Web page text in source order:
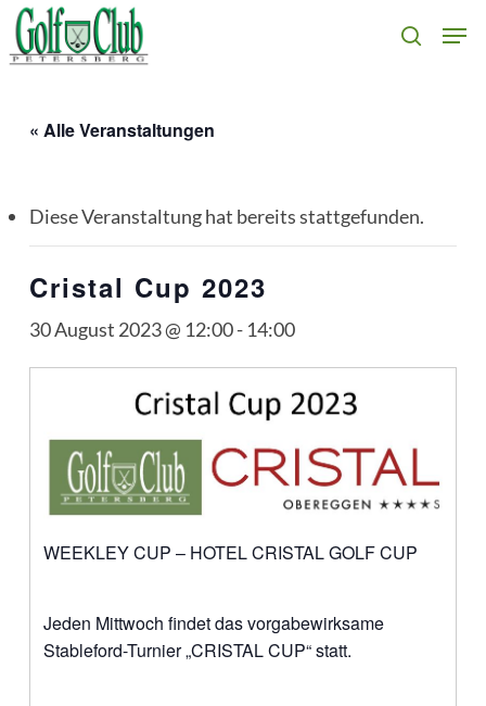
Skip
to
search
« Alle Veranstaltungen
Diese Veranstaltung hat bereits stattgefunden.
Cristal Cup 2023
30 August 2023 @ 12:00- 14:00
WEEKLEY CUP – HOTEL CRISTAL GOLF CUP
Jeden Mittwoch findet das vorgabewirksame
Stableford-Turnier „CRISTAL CUP“ statt.